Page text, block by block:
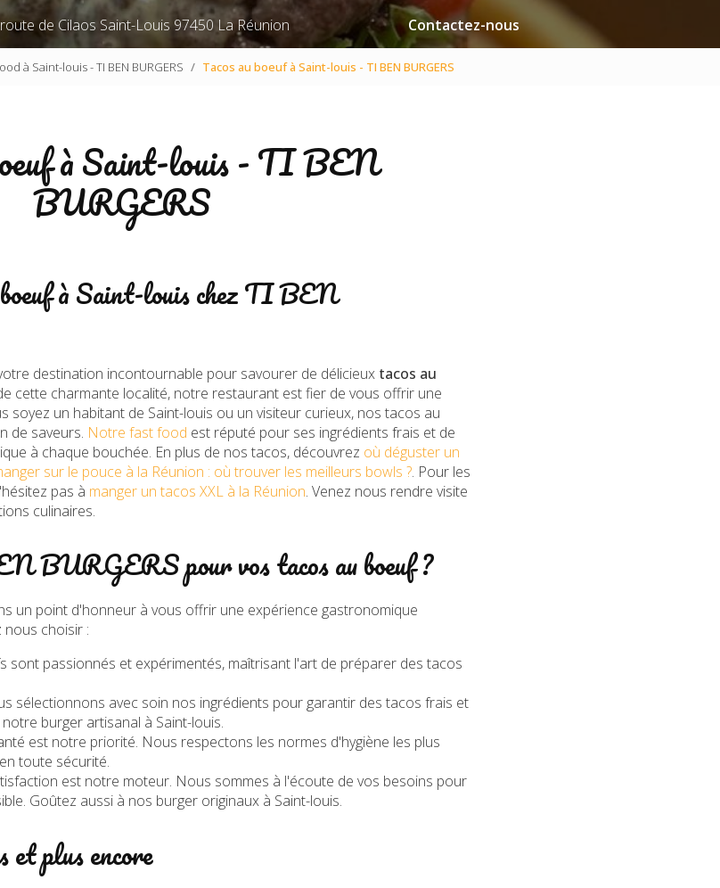
de Cilaos Saint-Louis 97450 La Réunion Contactez-nous
à Saint-louis - TI BEN BURGERS Tacos au boeuf à Saint-louis - TI BEN BURGERS
à Saint-louis - TI BEN
BURGERS
boeuf à Saint-louis chez TI BEN
destination incontournable pour savourer de délicieux tacos au
cette charmante localité, notre restaurant est fier de vous offrir une
soyez un habitant de Saint-louis ou un visiteur curieux, nos tacos au
de saveurs. Notre fast food est réputé pour ses ingrédients frais et de
à chaque bouchée. En plus de nos tacos, découvrez où déguster un
sur le pouce à la Réunion : où trouver les meilleurs bowls ?. Pour les
pas à manger un tacos XXL à la Réunion. Venez nous rendre visite
culinaires.
BURGERS pour vos tacos au boeuf ?
un point d'honneur à vous offrir une expérience gastronomique
nous choisir :
sont passionnés et expérimentés, maîtrisant l'art de préparer des tacos
sélectionnons avec soin nos ingrédients pour garantir des tacos frais et
notre burger artisanal à Saint-louis.
est notre priorité. Nous respectons les normes d'hygiène les plus
toute sécurité.
est notre moteur. Nous sommes à l'écoute de vos besoins pour
Goûtez aussi à nos burger originaux à Saint-louis.
et plus encore